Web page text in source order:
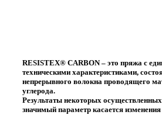
RESISTEX® CARBON– это пряжа с
техническими характеристиками,
непрерывного волокна проводящего
углерода.
Результаты некоторых
значимый параметр касается